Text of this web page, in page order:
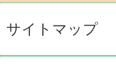
サイトマップ